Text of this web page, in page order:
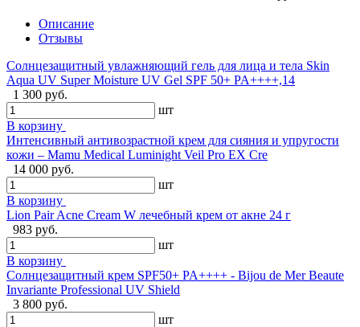
Описание
Отзывы
Солнцезащитный увлажняющий гель для лица и тела Skin
Aqua UV Super Moisture UV Gel SPF 50+ PA++++,14
1 300 руб.
шт
В корзину
Интенсивный антивозрастной крем для сияния и упругости
кожи – Mamu Medical Luminight Veil Pro EX Cre
14 000 руб.
шт
В корзину
Lion Pair Acne Cream W лечебный крем от акне 24 г
983 руб.
шт
В корзину
Cолнцезащитный крем SPF50+ PA++++ - Bijou de Mer Beaute
Invariante Professional UV Shield
3 800 руб.
шт